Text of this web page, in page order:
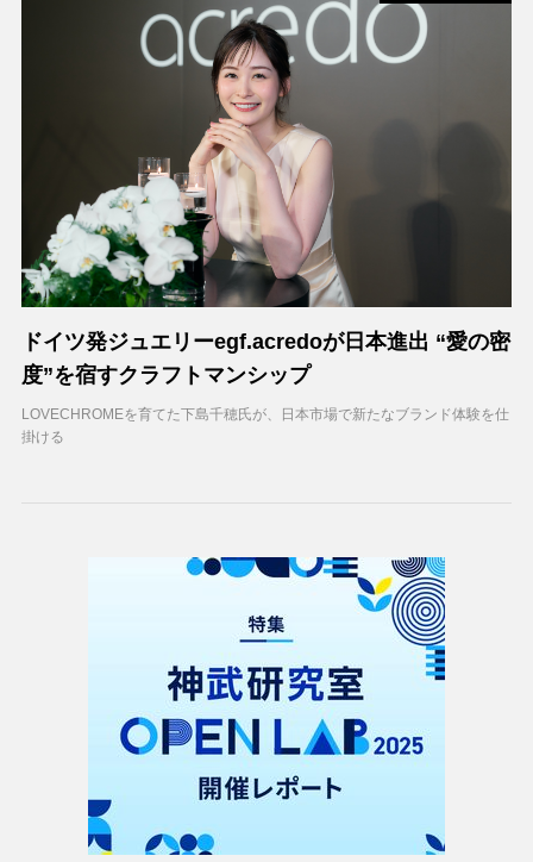
ドイツ発ジュエリーegf.acredoが日本進出 “愛の密
度”を宿すクラフトマンシップ
LOVECHROMEを育てた下島千穂氏が、日本市場で新たなブランド体験を仕
掛ける